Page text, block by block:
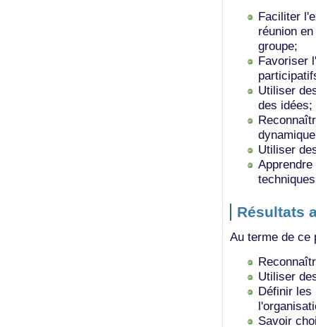
Faciliter
réunion
groupe;
Favoriser
Utiliser
des idées;
Utiliser
Résultats
Au terme de ce
Utiliser
Définir les
Savoir